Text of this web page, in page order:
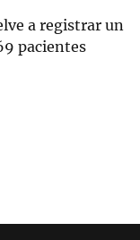
a registrar un
pacientes